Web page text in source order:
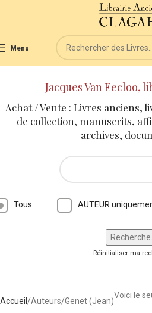
Menu
Jacques Van Eecloo,
Achat / Vente : Livres anciens,
de collection, manuscrits,
archives,
Tous AUTEUR
Réinitialiser ma
Accueil Auteurs Genet (Jean)
Voici le